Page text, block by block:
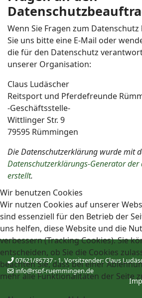
Wenn Sie Fragen zum
Sie uns bitte eine E-Mail oder
die für den Datenschutz
unserer Organisation:
Claus Ludäscher
Reitsport und Pferdefreunde
-Geschäftsstelle-
Wittlinger Str. 9
79595 Rümmingen
Die Datenschutzerklärung wurde mit
Datenschutzerklärungs-Generator der
erstellt.
07621/86737 - 1. Vorsitzender: Claus
info@rspf-ruemmingen.de
Wir benutzen Cookies
Wir nutzen Cookies auf unserer
sind essenziell für den Betrieb der
uns helfen, diese Website und die
verbessern (Tracking Cookies). Sie
entscheiden, ob Sie die Cookies
beachten Sie, dass bei einer
mehr alle Funktionalitäten der Seite